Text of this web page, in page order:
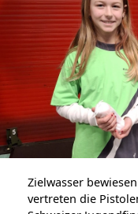
Zielwasser
vertreten die